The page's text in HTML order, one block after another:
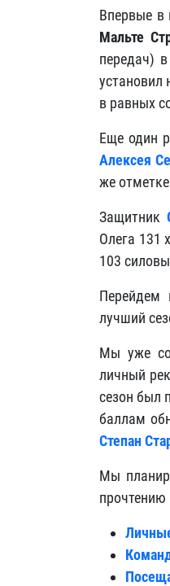
Впервые в
Мальте
передач)
установил
в равных
Еще один
Алексея
же
Защитник
Олега 131
103
Перейдем
лучший
Мы уже
личный
сезон был
баллам
Степан
Мы